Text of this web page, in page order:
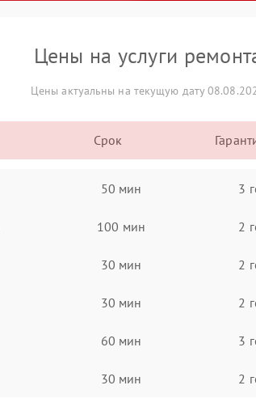
Цены на услуги
Цены актуальны на текущую дату
Срок
50 мин 3
100 мин 2
30 мин 2
30 мин 2
60 мин 3
30 мин 2